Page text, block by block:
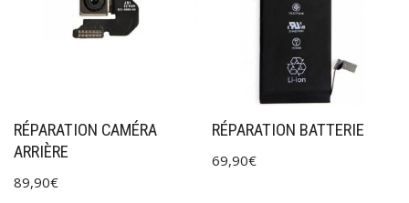
RÉPARATION CAMÉRA
ARRIÈRE
89,90€
RÉPARATION BATTERIE
69,90€